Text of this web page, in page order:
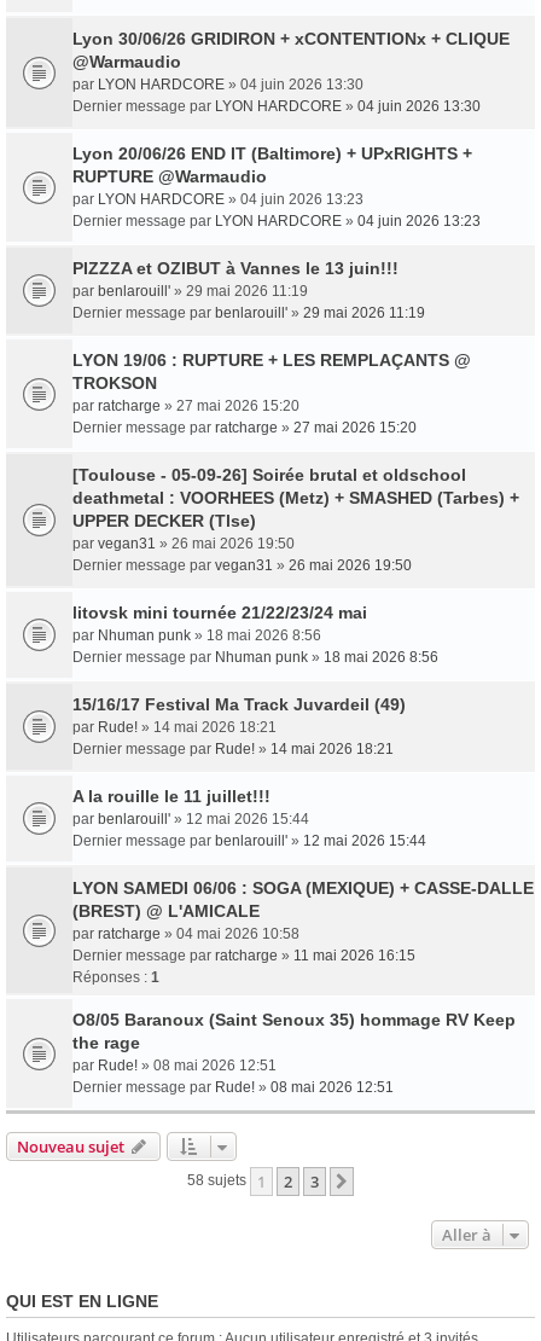
Lyon 30/06/26 GRIDIRON + xCONTENTIONx + CLIQUE
@Warmaudio
par LYON HARDCORE » 04 juin 2026 13:30
Dernier message par LYON HARDCORE » 04 juin 2026 13:30
Lyon 20/06/26 END IT (Baltimore) + UPxRIGHTS +
RUPTURE @Warmaudio
par LYON HARDCORE » 04 juin 2026 13:23
Dernier message par LYON HARDCORE » 04 juin 2026 13:23
PIZZZA et OZIBUT à Vannes le 13 juin!!!
par benlarouill' » 29 mai 2026 11:19
Dernier message par benlarouill' » 29 mai 2026 11:19
LYON 19/06 : RUPTURE + LES REMPLAÇANTS @
TROKSON
par ratcharge » 27 mai 2026 15:20
Dernier message par ratcharge » 27 mai 2026 15:20
[Toulouse - 05-09-26] Soirée brutal et oldschool
deathmetal : VOORHEES (Metz) + SMASHED (Tarbes) +
UPPER DECKER (Tlse)
par vegan31 » 26 mai 2026 19:50
Dernier message par vegan31 » 26 mai 2026 19:50
litovsk mini tournée 21/22/23/24 mai
par Nhuman punk » 18 mai 2026 8:56
Dernier message par Nhuman punk » 18 mai 2026 8:56
15/16/17 Festival Ma Track Juvardeil (49)
par Rude! » 14 mai 2026 18:21
Dernier message par Rude! » 14 mai 2026 18:21
A la rouille le 11 juillet!!!
par benlarouill' » 12 mai 2026 15:44
Dernier message par benlarouill' » 12 mai 2026 15:44
LYON SAMEDI 06/06 : SOGA (MEXIQUE) + CASSE-DALLE
(BREST) @ L'AMICALE
par ratcharge » 04 mai 2026 10:58
Dernier message par ratcharge » 11 mai 2026 16:15
Réponses : 1
O8/05 Baranoux (Saint Senoux 35) hommage RV Keep
the rage
par Rude! » 08 mai 2026 12:51
Dernier message par Rude! » 08 mai 2026 12:51
Nouveau sujet
58 sujets 1 2 3
Aller à
QUI EST EN LIGNE